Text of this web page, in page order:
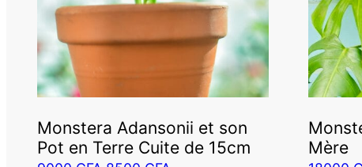
Monstera Adansonii et son
Pot en Terre Cuite de 15cm
Mère